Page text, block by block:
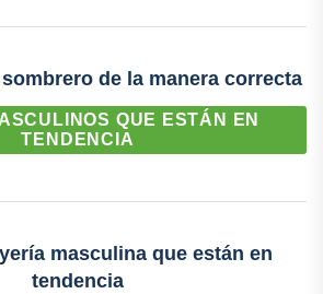
de la manera correcta
QUE ESTÁN EN
TENDENCIA
masculina que están en
tendencia